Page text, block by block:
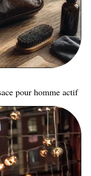
pour homme actif